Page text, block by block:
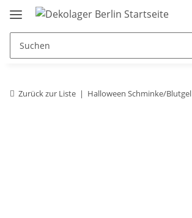
Zurück zur Liste Halloween Schminke/Blutgel